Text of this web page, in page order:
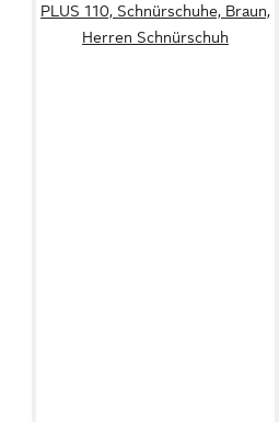
PLUS 110, Schnürschuhe, Braun,
Herren Schnürschuh